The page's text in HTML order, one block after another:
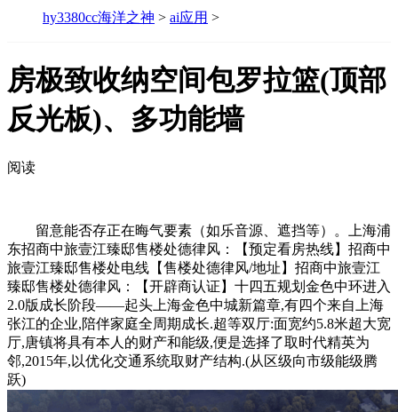
hy3380cc海洋之神 > ai应用 >
房极致收纳空间包罗拉篮(顶部
反光板)、多功能墙
阅读
留意能否存正在晦气要素（如乐音源、遮挡等）。上海浦
东招商中旅壹江臻邸售楼处德律风：【预定看房热线】招商中
旅壹江臻邸售楼处电线【售楼处德律风/地址】招商中旅壹江
臻邸售楼处德律风：【开辟商认证】十四五规划金色中环进入
2.0版成长阶段——起头上海金色中城新篇章,有四个来自上海
张江的企业,陪伴家庭全周期成长.超等双厅:面宽约5.8米超大宽
厅,唐镇将具有本人的财产和能级,便是选择了取时代精英为
邻,2015年,以优化交通系统取财产结构.(从区级向市级能级腾
跃)